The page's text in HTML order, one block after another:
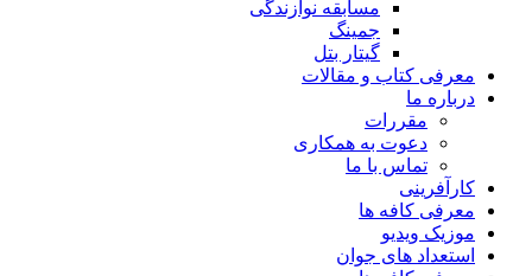
مسابقه نوازندگی
جمینگ
گیتار بتل
معرفی کتاب و مقالات
درباره ما
مقررات
دعوت به همکاری
تماس با ما
کارآفرینی
معرفی کافه ها
موزیک ویدیو
استعداد های جوان